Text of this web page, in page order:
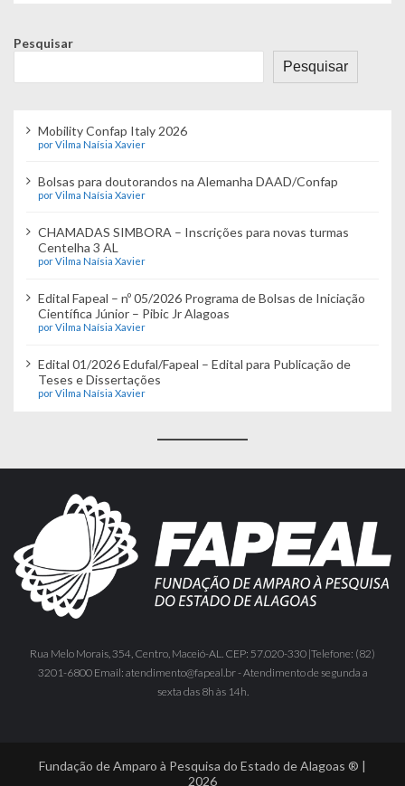
o
P
o
t
Pesquisar
Pesquisar
Mobility Confap Italy 2026
por Vilma Naísia Xavier
Bolsas para doutorandos na Alemanha DAAD/Confap
por Vilma Naísia Xavier
CHAMADAS SIMBORA – Inscrições para novas turmas
Centelha 3 AL
por Vilma Naísia Xavier
Edital Fapeal – nº 05/2026 Programa de Bolsas de Iniciação
Científica Júnior – Pibic Jr Alagoas
por Vilma Naísia Xavier
Edital 01/2026 Edufal/Fapeal – Edital para Publicação de
Teses e Dissertações
por Vilma Naísia Xavier
Rua Melo Morais, 354, Centro, Maceió-AL. CEP: 57.020-330 |Telefone: (82)
3201-6800 Email: atendimento@fapeal.br - Atendimento de segunda a
sexta das 8h às 14h.
Fundação de Amparo à Pesquisa do Estado de Alagoas ® |
2026